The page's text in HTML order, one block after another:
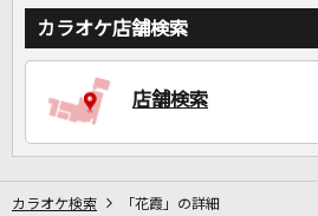
カラオケ店舗検索
店舗検索
カラオケ検索 「花霞」の詳細